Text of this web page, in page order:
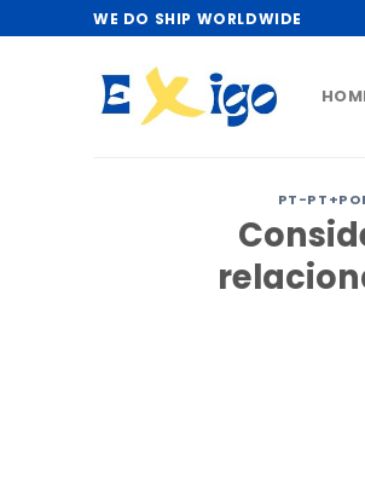
to
WE DO SHIP WORLDWIDE
PT-